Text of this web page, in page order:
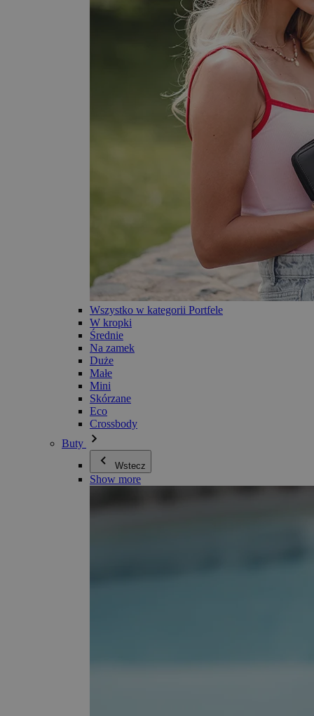
Wszystko w kategorii Portfele
W kropki
Średnie
Na zamek
Duże
Małe
Mini
Skórzane
Eco
Crossbody
Buty
Wstecz
Show more